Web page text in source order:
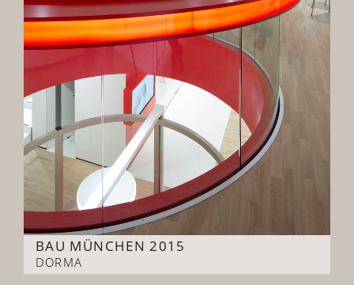
BAU MÜNCHEN 2015
DORMA